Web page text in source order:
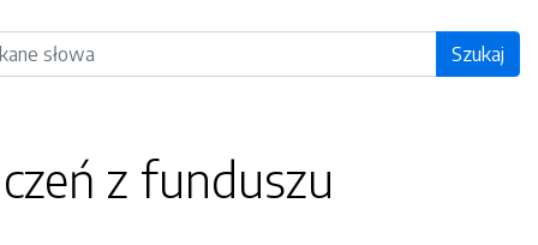
Szukaj
z funduszu